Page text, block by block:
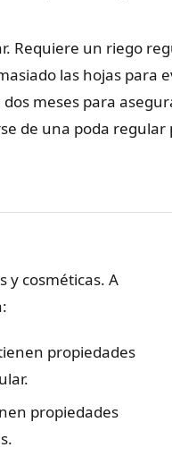
Requiere un riego
las hojas para
meses para
de una poda regular
y cosméticas. A
propiedades
propiedades